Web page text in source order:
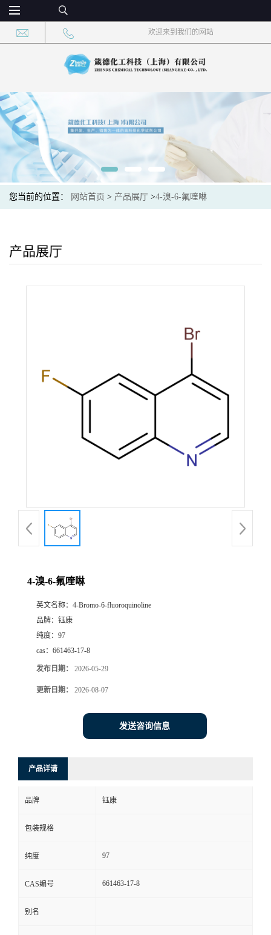
欢迎来到我们的网站
您当前的位置： 网站首页 > 产品展厅 >4-溴-6-氟喹啉
产品展厅
4-溴-6-氟喹啉
英文名称： 4-Bromo-6-fluoroquinoline
品牌： 钰康
纯度： 97
cas： 661463-17-8
发布日期： 2026-05-29
更新日期： 2026-08-07
发送咨询信息
产品详请
品牌 钰康
包装规格
纯度 97
CAS编号 661463-17-8
别名